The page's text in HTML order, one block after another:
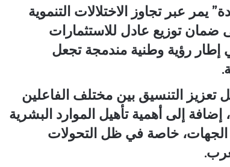
عبر تجاوز الاختلالات التنموية
ضمان توزيع عادل للاستثمارات
رؤية وطنية مندمجة تجعل
التنسيق بين مختلف الفاعلين
إضافة إلى أهمية تأهيل الموارد البشرية
الجهات، خاصة في ظل التحولات